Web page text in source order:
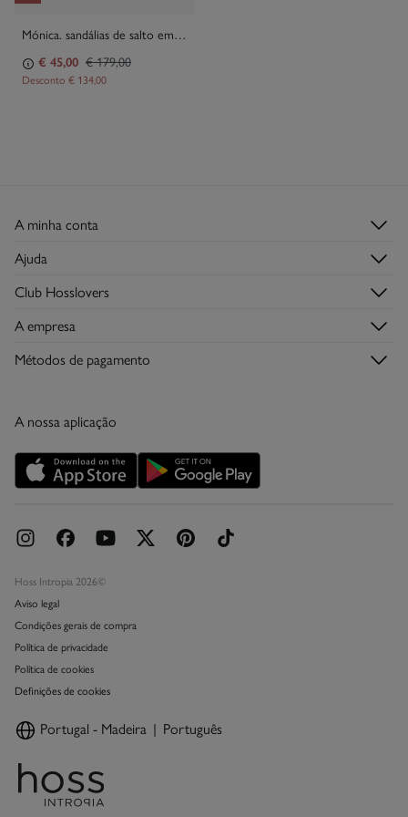
Mónica. sandálias de salto em cetim
€ 45,00 € 179,00
Desconto € 134,00
A minha conta
Registar-me
Histórico de Encomendas
Moradas de envio
Ajuda
Envios
Trocas, devoluções e desistências
Cartão Presente Online
Promoções vigentes
Livro de Reclamações online
Club Hosslovers
Torne-se Hosslover →
A empresa
Descubra a app
Métodos de pagamento
A nossa aplicação
Hoss Intropia 2026©
Aviso legal
Condições gerais de compra
Política de privacidade
Política de cookies
Definições de cookies
Portugal - Madeira Português